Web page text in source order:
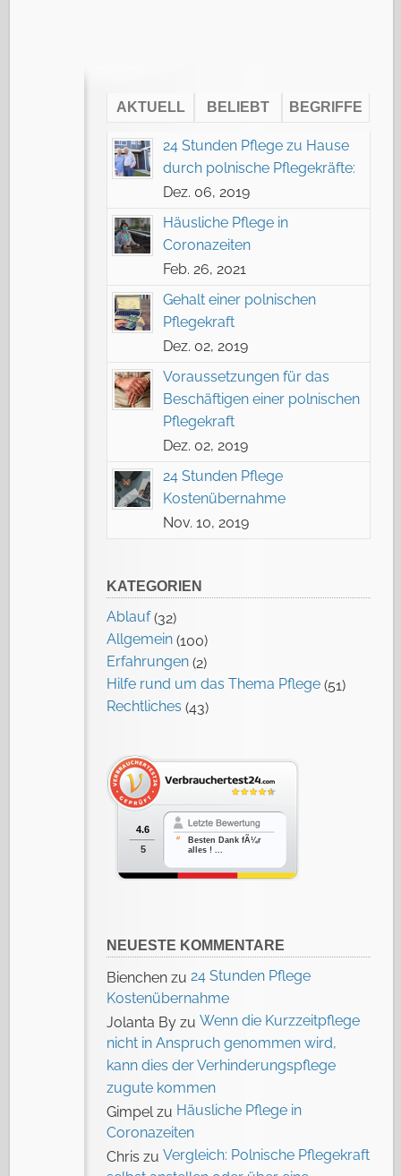
AKTUELL BELIEBT BEGRIFFE
24 Stunden Pflege zu Hause
durch polnische Pflegekräfte:
Dez. 06, 2019
Häusliche Pflege in
Coronazeiten
Feb. 26, 2021
Gehalt einer polnischen
Pflegekraft
Dez. 02, 2019
Voraussetzungen für das
Beschäftigen einer polnischen
Pflegekraft
Dez. 02, 2019
24 Stunden Pflege
Kostenübernahme
Nov. 10, 2019
KATEGORIEN
Ablauf(32)
Allgemein (100)
Erfahrungen (2)
Hilfe rund um das Thema Pflege (51)
Rechtliches (43)
4.6
5
Besten Dank fÃ¼r
alles ! ...
NEUESTE KOMMENTARE
Bienchen zu 24 Stunden Pflege
Kostenübernahme
Jolanta By zu Wenn die Kurzzeitpflege
nicht in Anspruch genommen wird,
kann dies der Verhinderungspflege
zugute kommen
Gimpel zu Häusliche Pflege in
Coronazeiten
Chris zu Vergleich: Polnische Pflegekraft